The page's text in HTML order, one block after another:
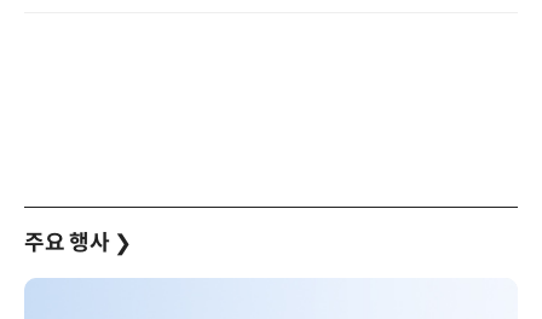
주요 행사 ❯